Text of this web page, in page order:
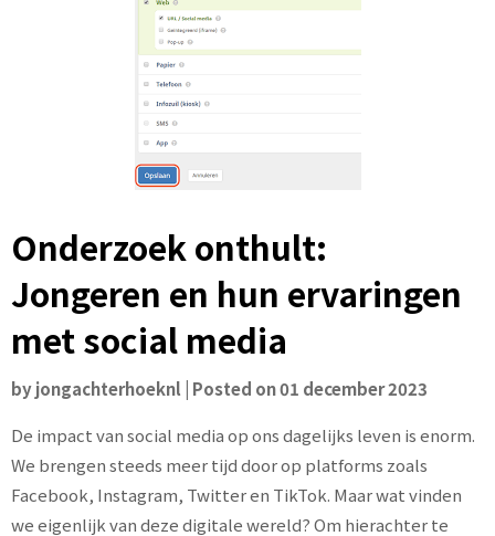
Onderzoek onthult:
Jongeren en hun ervaringen
met social media
byjongachterhoeknl Posted on01 december 2023
De impact van social media op ons dagelijks leven is enorm.
We brengen steeds meer tijd door op platforms zoals
Facebook, Instagram, Twitter en TikTok. Maar wat vinden
we eigenlijk van deze digitale wereld? Om hierachter te